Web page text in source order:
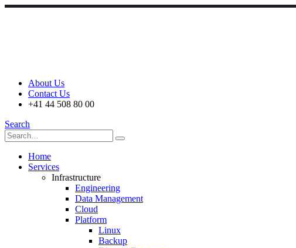
About Us
Contact Us
+41 44 508 80 00
Search
Home
Services
Infrastructure
Engineering
Data Management
Cloud
Platform
Linux
Backup